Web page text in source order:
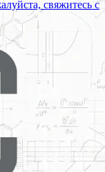
свяжитесь с